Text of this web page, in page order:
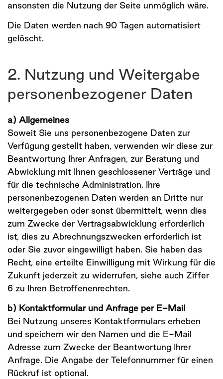
ansonsten die Nutzung der Seite unmöglich wäre.
Die Daten werden nach 90 Tagen automatisiert
gelöscht.
2. Nutzung und Weitergabe
personenbezogener Daten
a) Allgemeines
Soweit Sie uns personenbezogene Daten zur
Verfügung gestellt haben, verwenden wir diese zur
Beantwortung Ihrer Anfragen, zur Beratung und
Abwicklung mit Ihnen geschlossener Verträge und
für die technische Administration. Ihre
personenbezogenen Daten werden an Dritte nur
weitergegeben oder sonst übermittelt, wenn dies
zum Zwecke der Vertragsabwicklung erforderlich
ist, dies zu Abrechnungszwecken erforderlich ist
oder Sie zuvor eingewilligt haben. Sie haben das
Recht, eine erteilte Einwilligung mit Wirkung für die
Zukunft jederzeit zu widerrufen, siehe auch Ziffer
6 zu Ihren Betroffenenrechten.
b) Kontaktformular und Anfrage per E-Mail
Bei Nutzung unseres Kontaktformulars erheben
und speichern wir den Namen und die E-Mail
Adresse zum Zwecke der Beantwortung Ihrer
Anfrage. Die Angabe der Telefonnummer für einen
Rückruf ist optional.